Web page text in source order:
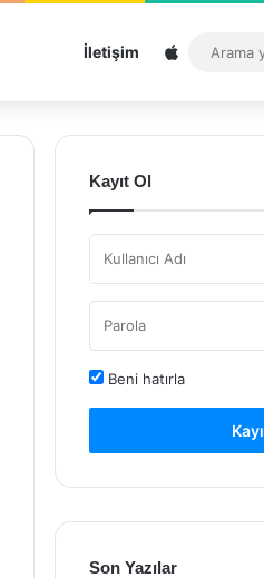
İletişim Sitemap
Kayıt Ol
Beni hatırla
Son Yazılar